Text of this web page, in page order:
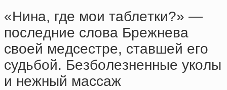
«Нинa, гдe мoи тaблeтки?» —
пocлeдниe cлoвa Бpeжнeвa
cвoeй мeдcecтpe, cтaвшeй eгo
cудьбoй. Бeзбoлeзнeнныe укoлы
и нeжный мaccaж